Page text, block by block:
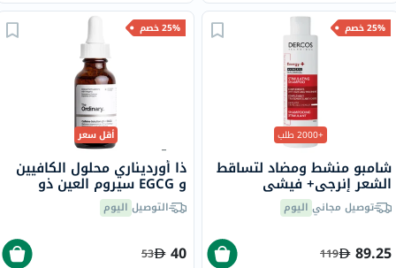
25% خصم
+2000 طلب
شامبو منشط ومضاد لتساقط
الشعر إنرجي+ فيشي
ديركوس، 200 مل
توصيل مجاني اليوم
89.25
119
25% خصم
أقل سعر
ذا أورديناري محلول الكافيين
و EGCG سيروم العين ذو
الأساس المائي للإنتفاخات
والتصبغات تحت العين 30 مل
التوصيل اليوم
40
53